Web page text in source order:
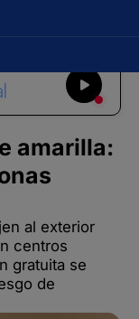
amarilla:
al exterior
centros
gratuita se
de